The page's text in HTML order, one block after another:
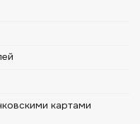
картами